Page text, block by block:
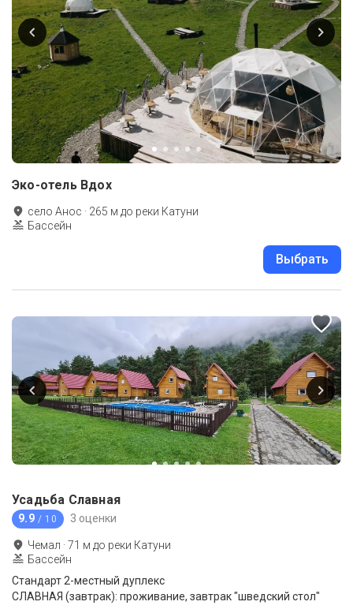
Эко-отель Вдох
село Анос · 265 м до реки Катуни
Бассейн
Выбрать
Усадьба Славная
9.9 / 10 3 оценки
Чемал ·71 м до реки Катуни
Бассейн
Стандарт 2-местный дуплекс
СЛАВНАЯ (завтрак): проживание, завтрак "шведский стол"